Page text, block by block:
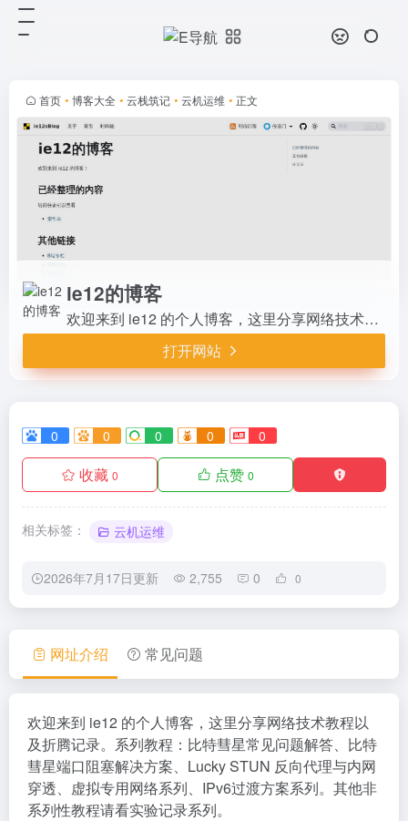
首页 • 博客大全 • 云栈筑记 • 云机运维 • 正文
ie12的博客
欢迎来到 ie12 的个人博客，这里分享网络技术教程以及折腾记录。系列教程：比特彗星常见问题解答、比特彗星端口阻塞解决方案、Lucky STUN 反向代理与内网穿透、虚拟专用网络系列、IPv6过渡方案系列。其他非系列性教程请看实验记录系列。
打开网站
0 0 0 0 0
收藏 0 点赞 0
相关标签： 云机运维
2026年7月17日更新 2,755 0 0
教程：比特彗星常见问题解答、比特
彗星端口阻塞解决方案、Lucky
STUN 反向代理与内网...
网址介绍 常见问题
欢迎来到 ie12 的个人博客，这里分享网络技术教程以
及折腾记录。系列教程：比特彗星常见问题解答、比特
彗星端口阻塞解决方案、Lucky STUN 反向代理与内网
穿透、虚拟专用网络系列、IPv6过渡方案系列。其他非
系列性教程请看实验记录系列。